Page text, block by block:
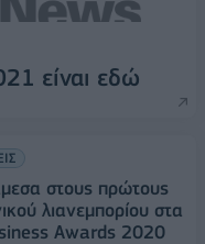
είναι εδώ
στους πρώτους
λιανεμπορίου στα
Awards 2020